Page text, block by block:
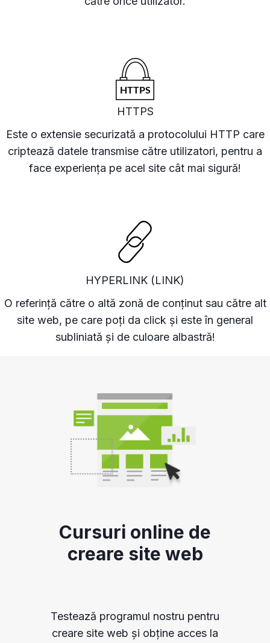
HTTPS
Este o extensie securizată a protocolului HTTP care
criptează datele transmise către utilizatori, pentru a
face experiența pe acel site cât mai sigură!
HYPERLINK (LINK)
O referință către o altă zonă de conținut sau către alt
site web, pe care poți da click și este în general
subliniată și de culoare albastră!
Testează programul nostru pentru
creare site web și obține acces la
Cursuri online de
creare site web